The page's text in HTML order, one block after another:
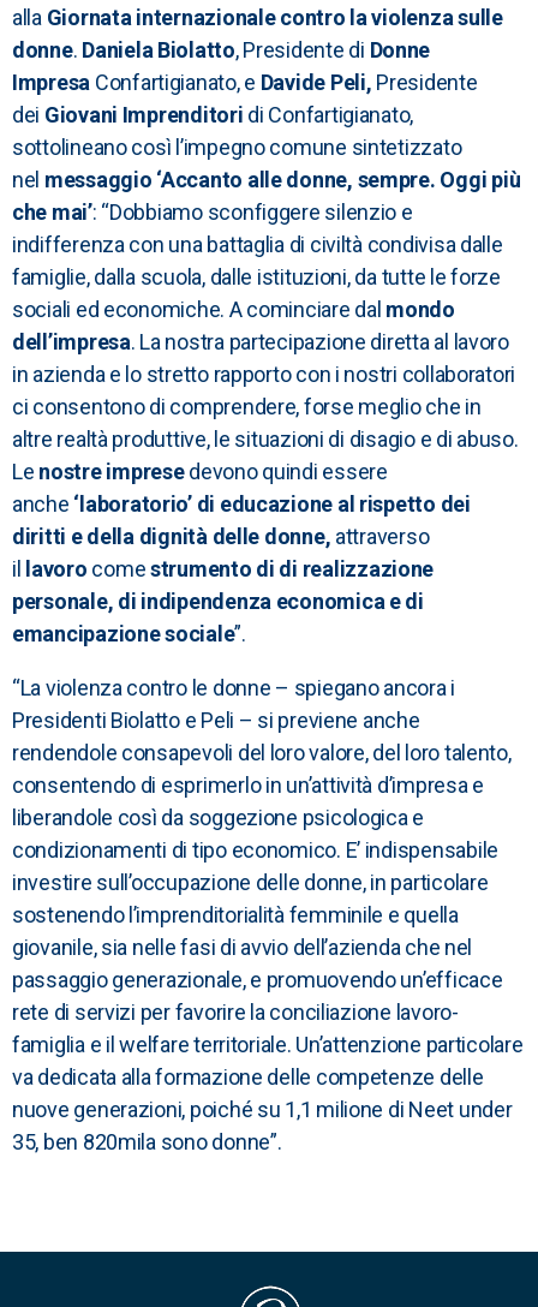
alla Giornata internazionale contro la violenza sulle
donne. Daniela Biolatto, Presidente di Donne
Impresa Confartigianato, e Davide Peli, Presidente
dei Giovani Imprenditori di Confartigianato,
sottolineanocosì l’impegno comune sintetizzato
nel messaggio ‘Accanto alle donne, sempre. Oggi più
che mai’: “Dobbiamo sconfiggere silenzio e
indifferenza con una battaglia di civiltà condivisa dalle
famiglie, dalla scuola, dalle istituzioni, da tutte le forze
sociali ed economiche. A cominciare dal mondo
dell’impresa. La nostra partecipazione diretta al lavoro
in azienda e lo stretto rapporto con i nostri collaboratori
ci consentono di comprendere, forse meglio che in
altre realtà produttive, le situazioni di disagio e di abuso.
Le nostre impresedevono quindi essere
anche ‘laboratorio’ di educazione al rispetto dei
diritti e della dignità delle donne, attraverso
il
lavoro comestrumento di di realizzazione
personale, di indipendenza economica e di
emancipazione sociale”.
“La violenza contro le donne – spiegano ancora i
Presidenti Biolatto e Peli – si previene anche
rendendole consapevoli del loro valore, del loro talento,
consentendo di esprimerlo in un’attività d’impresa e
liberandole così da soggezione psicologica e
condizionamenti di tipo economico. E’ indispensabile
investire sull’occupazione delle donne, in particolare
sostenendo l’imprenditorialità femminile e quella
giovanile, sia nelle fasi di avvio dell’azienda che nel
passaggio generazionale, e promuovendo un’efficace
rete di servizi per favorire la conciliazione lavoro-
famiglia e il welfare territoriale. Un’attenzione particolare
va dedicata alla formazione delle competenze delle
nuove generazioni, poiché su 1,1 milione di Neet under
35, ben 820mila sono donne”.